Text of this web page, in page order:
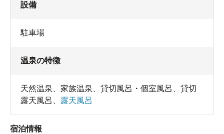
設備
駐車場
温泉の特徴
天然温泉 家族温泉 貸切風呂・個室風呂
貸切
露天風呂
露天風呂
宿泊情報